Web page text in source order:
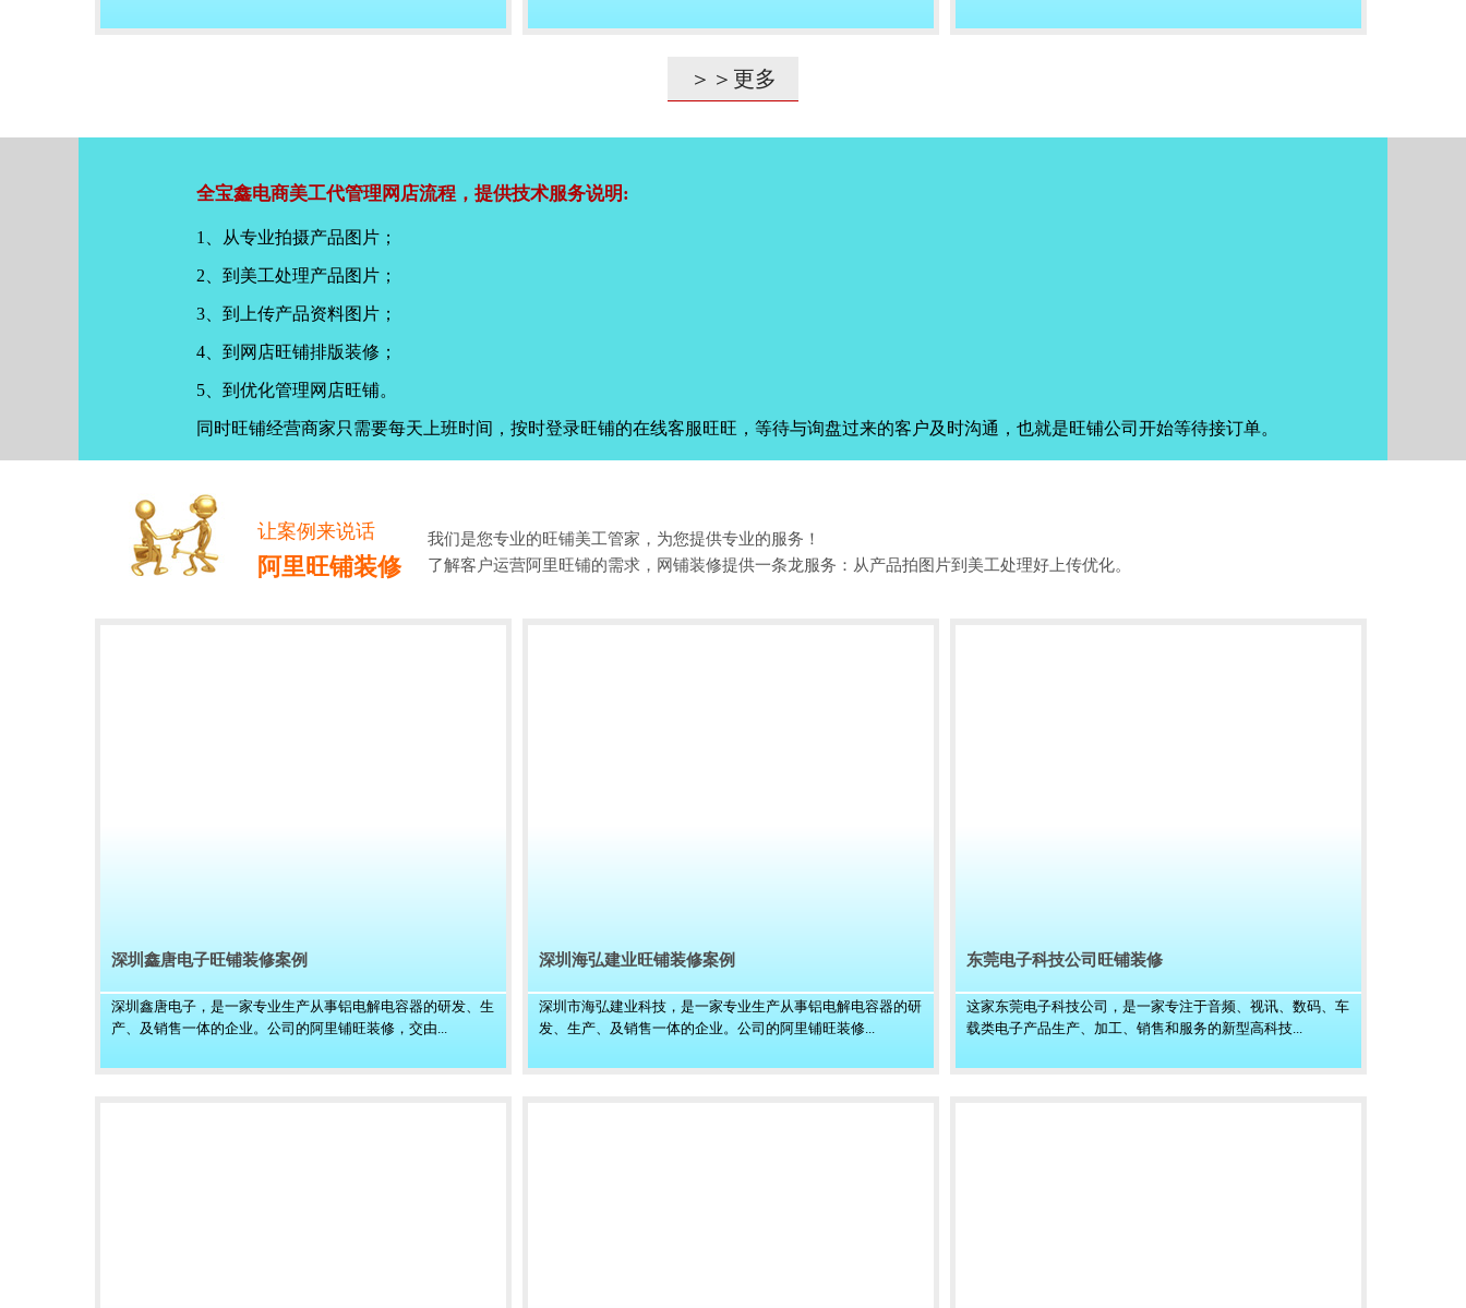
＞＞更多
全宝鑫电商美工代管理网店流程，提供技术服务说明:
1、从专业拍摄产品图片；
2、到美工处理产品图片；
3、到上传产品资料图片；
4、到网店旺铺排版装修；
5、到优化管理网店旺铺。
同时旺铺经营商家只需要每天上班时间，按时登录旺铺的在线客服旺旺，等待与询盘过来的客户及时沟通，也就是旺铺公司开始等待接订单。
让案例来说话
阿里旺铺装修
我们是您专业的旺铺美工管家，为您提供专业的服务！
了解客户运营阿里旺铺的需求，网铺装修提供一条龙服务：从产品拍图片到美工处理好上传优化。
深圳鑫唐电子旺铺装修案例
深圳鑫唐电子，是一家专业生产从事铝电解电容器的研发、生
产、及销售一体的企业。公司的阿里铺旺装修，交由...
深圳海弘建业旺铺装修案例
深圳市海弘建业科技，是一家专业生产从事铝电解电容器的研
发、生产、及销售一体的企业。公司的阿里铺旺装修...
东莞电子科技公司旺铺装修
这家东莞电子科技公司，是一家专注于音频、视讯、数码、车
载类电子产品生产、加工、销售和服务的新型高科技...